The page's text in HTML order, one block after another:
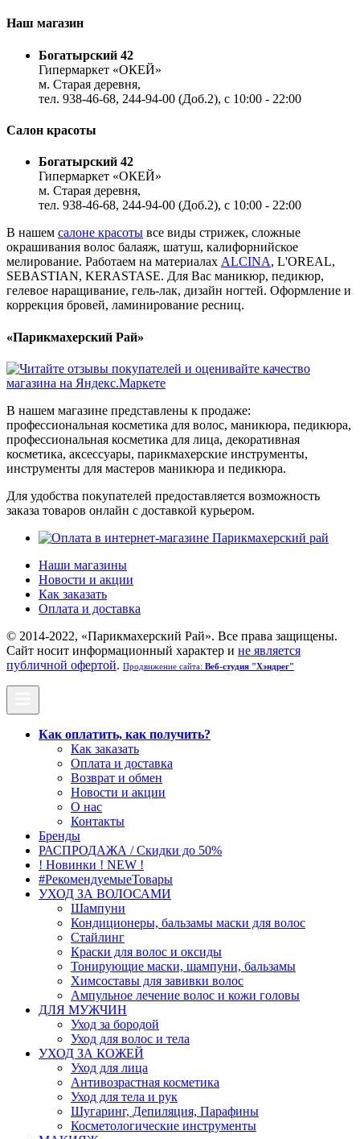
Наш магазин
Богатырский 42
Гипермаркет «ОКЕЙ»
м. Старая деревня,
тел. 938-46-68, 244-94-00 (Доб.2), c 10:00 - 22:00
Салон красоты
Богатырский 42
Гипермаркет «ОКЕЙ»
м. Старая деревня,
тел. 938-46-68, 244-94-00 (Доб.2), c 10:00 - 22:00
В нашем салоне красоты все виды стрижек, сложные
окрашивания волос балаяж, шатуш, калифорнийское
мелирование. Работаем на материалах ALCINA, L'OREAL,
SEBASTIAN, KERASTASE. Для Вас маникюр, педикюр,
гелевое наращивание, гель-лак, дизайн ногтей. Оформление и
коррекция бровей, ламинирование ресниц.
«Парикмахерский Рай»
В нашем магазине представлены к продаже:
профессиональная косметика для волос, маникюра, педикюра,
профессиональная косметика для лица, декоративная
косметика, аксессуары, парикмахерские инструменты,
инструменты для мастеров маникюра и педикюра.
Для удобства покупателей предоставляется возможность
заказа товаров онлайн с доставкой курьером.
Наши магазины
Новости и акции
Как заказать
Оплата и доставка
© 2014-2022, «Парикмахерский Рай». Все права защищены.
Cайт носит информационный характер и не является
публичной офертой. Продвижение сайта: Веб-студия "Хэндрег"
Как оплатить, как получить?
Как заказать
Оплата и доставка
Возврат и обмен
Новости и акции
О нас
Контакты
Бренды
РАСПРОДАЖА / Скидки до 50%
! Новинки ! NEW !
#РекомендуемыеТовары
УХОД ЗА ВОЛОСАМИ
Шампуни
Кондиционеры, бальзамы маски для волос
Стайлинг
Краски для волос и оксиды
Тонирующие маски, шампуни, бальзамы
Химсоставы для завивки волос
Ампульное лечение волос и кожи головы
ДЛЯ МУЖЧИН
Уход за бородой
Уход для волос и тела
УХОД ЗА КОЖЕЙ
Уход для лица
Антивозрастная косметика
Уход для тела и рук
Шугаринг, Депиляция, Парафины
Косметологические инструменты